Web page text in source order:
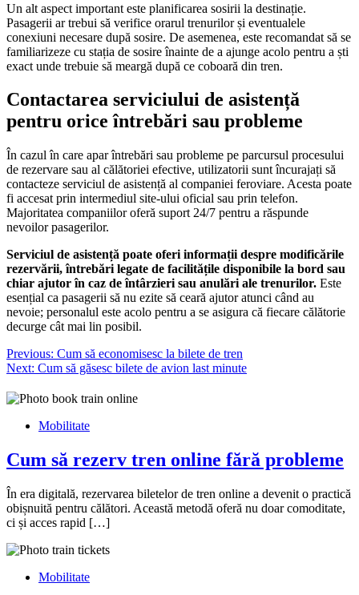
Un alt aspect important este planificarea sosirii la destinație.
Pasagerii ar trebui să verifice orarul trenurilor și eventualele
conexiuni necesare după sosire. De asemenea, este recomandat să se
familiarizeze cu stația de sosire înainte de a ajunge acolo pentru a ști
exact unde trebuie să meargă după ce coboară din tren.
Contactarea serviciului de asistență
pentru orice întrebări sau probleme
În cazul în care apar întrebări sau probleme pe parcursul procesului
de rezervare sau al călătoriei efective, utilizatorii sunt încurajați să
contacteze serviciul de asistență al companiei feroviare. Acesta poate
fi accesat prin intermediul site-ului oficial sau prin telefon.
Majoritatea companiilor oferă suport 24/7 pentru a răspunde
nevoilor pasagerilor.
Serviciul de asistență poate oferi informații despre modificările
rezervării, întrebări legate de facilitățile disponibile la bord sau
chiar ajutor în caz de întârzieri sau anulări ale trenurilor. Este
esențial ca pasagerii să nu ezite să ceară ajutor atunci când au
nevoie; personalul este acolo pentru a se asigura că fiecare călătorie
decurge cât mai lin posibil.
Navigare
în
articole
Previous: Cum să economisesc la bilete de tren
Next: Cum să găsesc bilete de avion last minute
Mobilitate
Cum să rezerv tren online fără probleme
În era digitală, rezervarea biletelor de tren online a devenit o practică
obișnuită pentru călători. Această metodă oferă nu doar comoditate,
ci și acces rapid […]
Mobilitate